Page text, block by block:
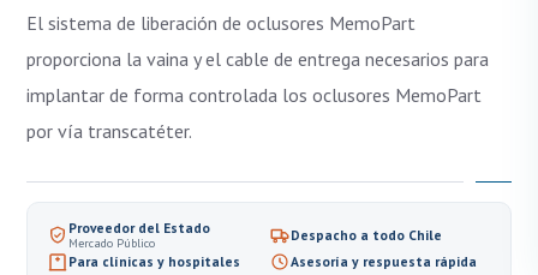
El sistema de liberación de oclusores MemoPart
proporciona la vaina y el cable de entrega necesarios para
implantar de forma controlada los oclusores MemoPart
por vía transcatéter.
Proveedor del Estado
Mercado Público
Despacho a todo Chile
Para clínicas y hospitales
Asesoría y respuesta rápida